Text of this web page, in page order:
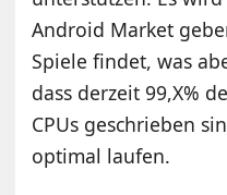
Android Market
Spiele findet, was
dass derzeit 99,X%
CPUs geschrieben
optimal laufen.